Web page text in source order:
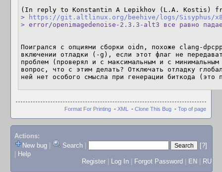
(In reply to Konstantin A Lepikhov (L.A. Kostis)
>
https://git.altlinux.org/beehive/logs/Sisyphus/
> error/openimagedenoise-2.3.3-alt3 все равно
Поигрался с опциями сборки oidn, похоже clang-
включении отладки (-g), если этот флаг не
проблем (проверял и с максимальным и с
вопрос, что с этим делать? Отключать отладку
ней нет особого смысла при генерации биткода (это
Format For Printing - XML - Clone This Bug - Top of page
Actions:
New bug
Search
[?]
Help
Register
Log In Forgot Password EN RU